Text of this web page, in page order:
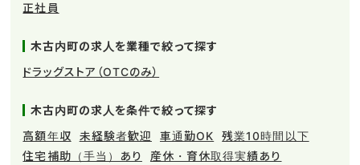
正社員
木古内町の求人を業種で絞って探す
ドラッグストア（OTCのみ）
木古内町の求人を条件で絞って探す
高額年収
未経験者歓迎 車通勤OK
残業10時間以下
住宅補助（手当）あり
産休・育休取得実績あり